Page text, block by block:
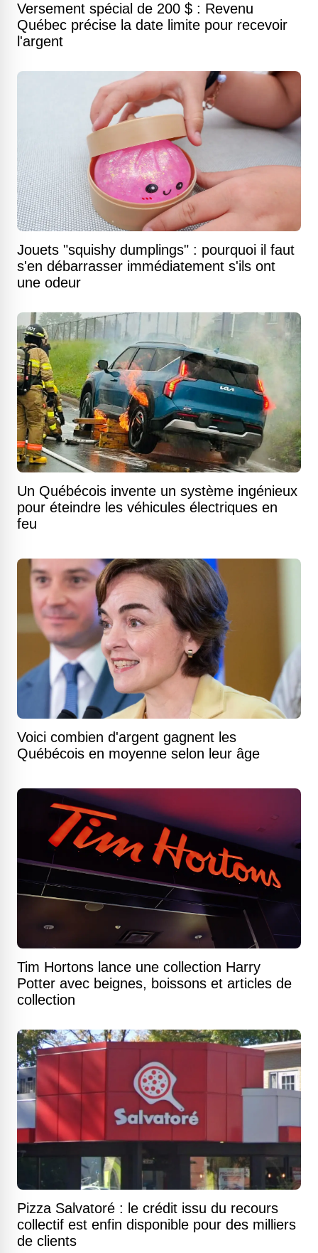
Versement spécial de 200 $ : Revenu
Québec précise la date limite pour recevoir
l'argent
Jouets "squishy dumplings" : pourquoi il faut
s'en débarrasser immédiatement s'ils ont
une odeur
Un Québécois invente un système ingénieux
pour éteindre les véhicules électriques en
feu
Voici combien d'argent gagnent les
Québécois en moyenne selon leur âge
Tim Hortons lance une collection Harry
Potter avec beignes, boissons et articles de
collection
Pizza Salvatoré : le crédit issu du recours
collectif est enfin disponible pour des milliers
de clients